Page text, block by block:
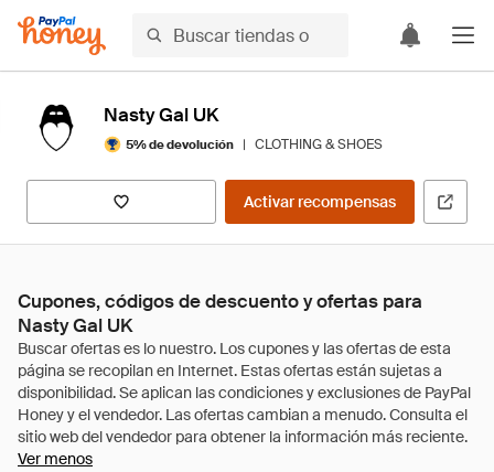
Nasty Gal UK
5% de devolución | CLOTHING & SHOES
Activar recompensas
Cupones, códigos de descuento y ofertas para
Nasty Gal UK
Ver menos